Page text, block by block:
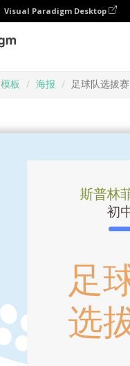
Visual Paradigm Desktop
模板 海报 足球队选拔赛